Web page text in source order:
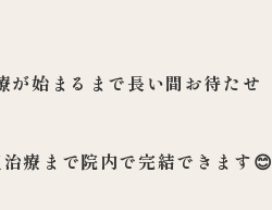
が始まるまで長い間お待たせ
療 まで院内で完結できます😊